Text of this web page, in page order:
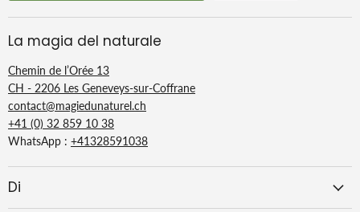
La magia del naturale
Chemin de l’Orée 13
CH - 2206 Les Geneveys-sur-Coffrane
contact@magiedunaturel.ch
+41 (0) 32 859 10 38
WhatsApp : +41328591038
Di